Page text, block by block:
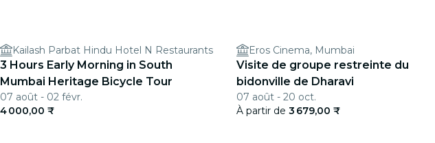
Kailash Parbat Hindu Hotel N Restaurants
3 Hours Early Morning in South
Mumbai Heritage Bicycle Tour
07 août - 02 févr.
4 000,00 ₹
Eros Cinema, Mumbai
Visite de groupe restreinte du
bidonville de Dharavi
07 août - 20 oct.
À partir de 3 679,00 ₹